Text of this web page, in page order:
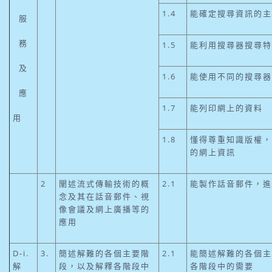
服
務
及
應
用
1.4 能確定搜尋資訊的
1.5 能利用搜尋器搜尋
1.6 能使用不同的搜尋
1.7 能列印網上的資料
1.8
懂得尊重知識版權
的網上資訊
2
闡述流式傳輸技術的概
念及其在話音郵件、視
像會議及網上廣播等的
應用
2.1 能製作話音郵件，
D-i.
解
3.
簡述解難的各個主要階
段，以及解釋各階段中
2.1
能簡述解難的各個
各階段中的需要